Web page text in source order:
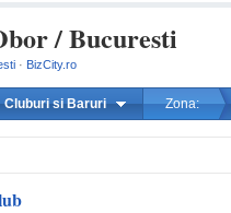
/ Bucuresti
· BizCity.ro
Cluburi si Baruri Zona: